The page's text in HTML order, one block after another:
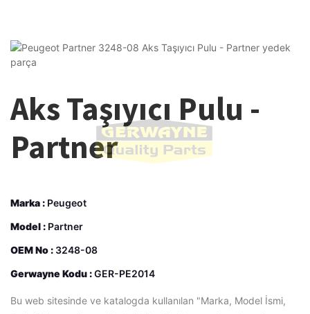
Aks Taşıyıcı Pulu -
Partner
Marka : Peugeot
Model : Partner
OEM No : 3248-08
Gerwayne Kodu :GER-PE2014
Bu web sitesinde ve katalogda kullanılan "Marka, Model İsmi,